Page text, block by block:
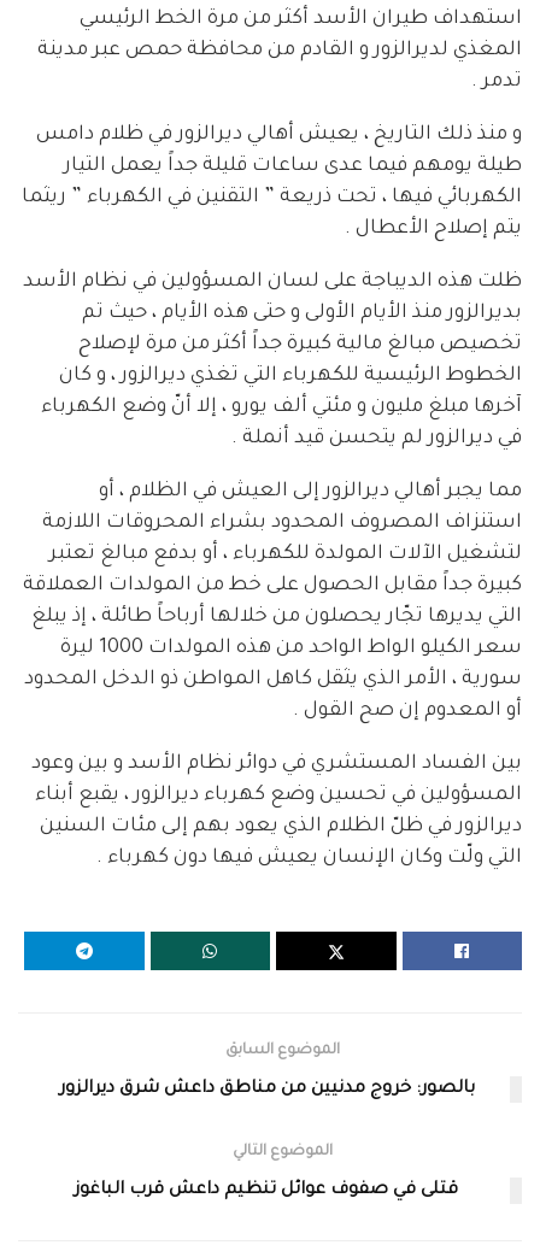
استهداف طيران الأسد أكثر من مرة الخط الرئيسي
المغذي لديرالزور و القادم من محافظة حمص عبر مدينة
تدمر .
و منذ ذلك التاريخ ، يعيش أهالي ديرالزور في ظلام دامس
طيلة يومهم فيما عدى ساعات قليلة جداً يعمل التيار
الكهربائي فيها ، تحت ذريعة ” التقنين في الكهرباء ” ريثما
يتم إصلاح الأعطال .
ظلت هذه الديباجة على لسان المسؤولين في نظام الأسد
بديرالزور منذ الأيام الأولى و حتى هذه الأيام ، حيث تم
تخصيص مبالغ مالية كبيرة جداً أكثر من مرة لإصلاح
الخطوط الرئيسية للكهرباء التي تغذي ديرالزور ، و كان
آخرها مبلغ مليون و مئتي ألف يورو ، إلا أنّ وضع الكهرباء
في ديرالزور لم يتحسن قيد أنملة .
مما يجبر أهالي ديرالزور إلى العيش في الظلام ، أو
استنزاف المصروف المحدود بشراء المحروقات اللازمة
لتشغيل الآلات المولدة للكهرباء ، أو بدفع مبالغ تعتبر
كبيرة جداً مقابل الحصول على خط من المولدات العملاقة
التي يديرها تجّار يحصلون من خلالها أرباحاً طائلة ، إذ يبلغ
سعر الكيلو الواط الواحد من هذه المولدات 1000 ليرة
سورية ، الأمر الذي يثقل كاهل المواطن ذو الدخل المحدود
أو المعدوم إن صح القول .
بين الفساد المستشري في دوائر نظام الأسد و بين وعود
المسؤولين في تحسين وضع كهرباء ديرالزور ، يقبع أبناء
ديرالزور في ظلّ الظلام الذي يعود بهم إلى مئات السنين
التي ولّت وكان الإنسان يعيش فيها دون كهرباء .
الموضوع السابق
بالصور: خروج مدنيين من مناطق داعش شرق ديرالزور
الموضوع التالي
قتلى في صفوف عوائل تنظيم داعش قرب الباغوز